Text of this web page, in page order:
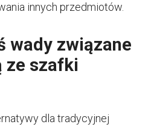
innych przedmiotów.
wady związane
ze szafki
dla tradycyjnej